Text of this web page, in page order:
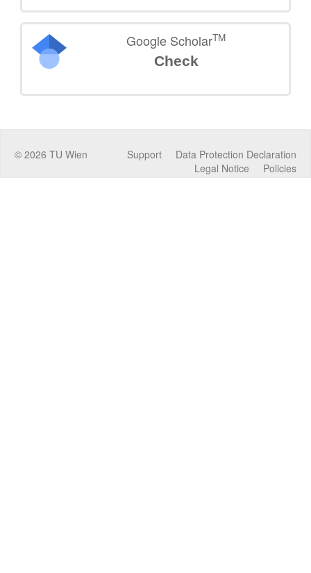
Google ScholarTM
Check
© 2026 TU Wien Data Protection Declaration
Support
Policies
Legal Notice